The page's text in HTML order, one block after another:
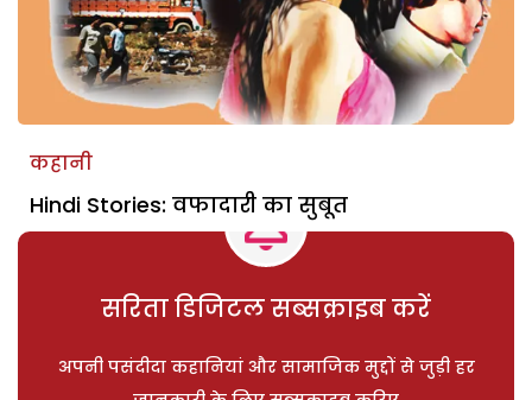
कहानी
Hindi Stories: वफादारी का सुबूत
सरिता डिजिटल सब्सक्राइब करें
अपनी पसंदीदा कहानियां और सामाजिक मुद्दों से जुड़ी हर